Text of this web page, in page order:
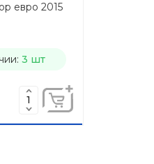
евро 2015
3 шт